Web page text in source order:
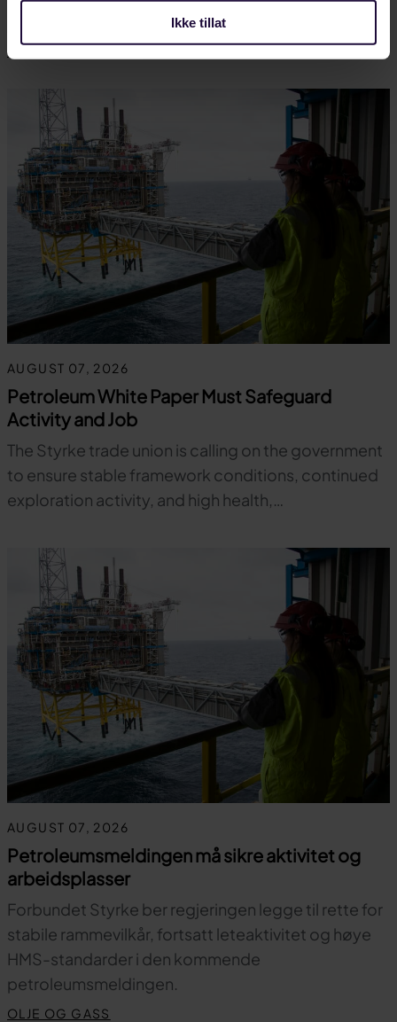
Ikke tillat
LANDINDUSTRI
AUGUST 07, 2026
Petroleum White Paper Must Safeguard
Activity and Job
The Styrke trade union is calling on the government
to ensure stable framework conditions, continued
exploration activity, and high health,…
AUGUST 07, 2026
Petroleumsmeldingen må sikre aktivitet og
arbeidsplasser
Forbundet Styrke ber regjeringen legge til rette for
stabile rammevilkår, fortsatt leteaktivitet og høye
HMS-standarder i den kommende
petroleumsmeldingen.
OLJE OG GASS